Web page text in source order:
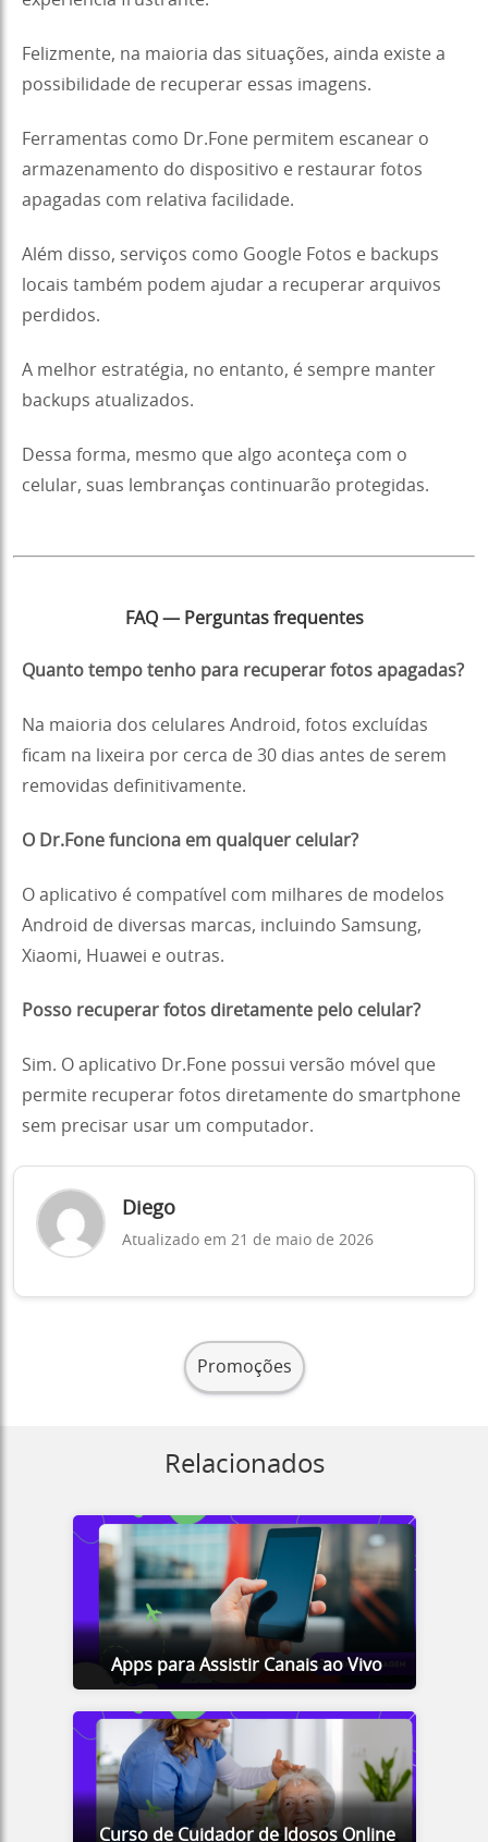
Felizmente, na maioria das situações, ainda existe a
possibilidade de recuperar essas imagens.
Ferramentas como Dr.Fone permitem escanear o
armazenamento do dispositivo e restaurar fotos
apagadas com relativa facilidade.
Além disso, serviços como Google Fotos e backups
locais também podem ajudar a recuperar arquivos
perdidos.
A melhor estratégia, no entanto, é sempre manter
backups atualizados.
Dessa forma, mesmo que algo aconteça com o
celular, suas lembranças continuarão protegidas.
FAQ — Perguntas frequentes
Quanto tempo tenho para recuperar fotos apagadas?
Na maioria dos celulares Android, fotos excluídas
ficam na lixeira por cerca de 30 dias antes de serem
removidas definitivamente.
O Dr.Fone funciona em qualquer celular?
O aplicativo é compatível com milhares de modelos
Android de diversas marcas, incluindo Samsung,
Xiaomi, Huawei e outras.
Posso recuperar fotos diretamente pelo celular?
Sim. O aplicativo Dr.Fone possui versão móvel que
permite recuperar fotos diretamente do smartphone
sem precisar usar um computador.
Diego
Atualizado em 21 de maio de 2026
Promoções
Relacionados
Apps para Assistir Canais ao Vivo
Curso de Cuidador de Idosos Online